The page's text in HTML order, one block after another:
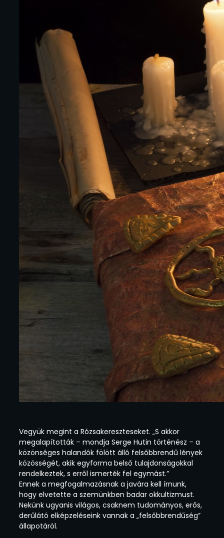
Vegyük megint a Rózsakereszteseket. „S akkor
megalapították – mondja Serge Hutin történész – a
közönséges halandók fölött álló felsőbbrendű lények
közösségét, akik egyforma belső tulajdonságokkal
rendelkeztek, s erről ismerték fel egymást.”
Ennek a megfogalmazásnak a javára kell írnunk,
hogy elvetette a szemünkben badar okkultizmust.
Nekünk ugyanis világos, csaknem tudományos, erős,
derűlátó elképzeléseink vannak a „felsőbbrendűség”
állapotáról.